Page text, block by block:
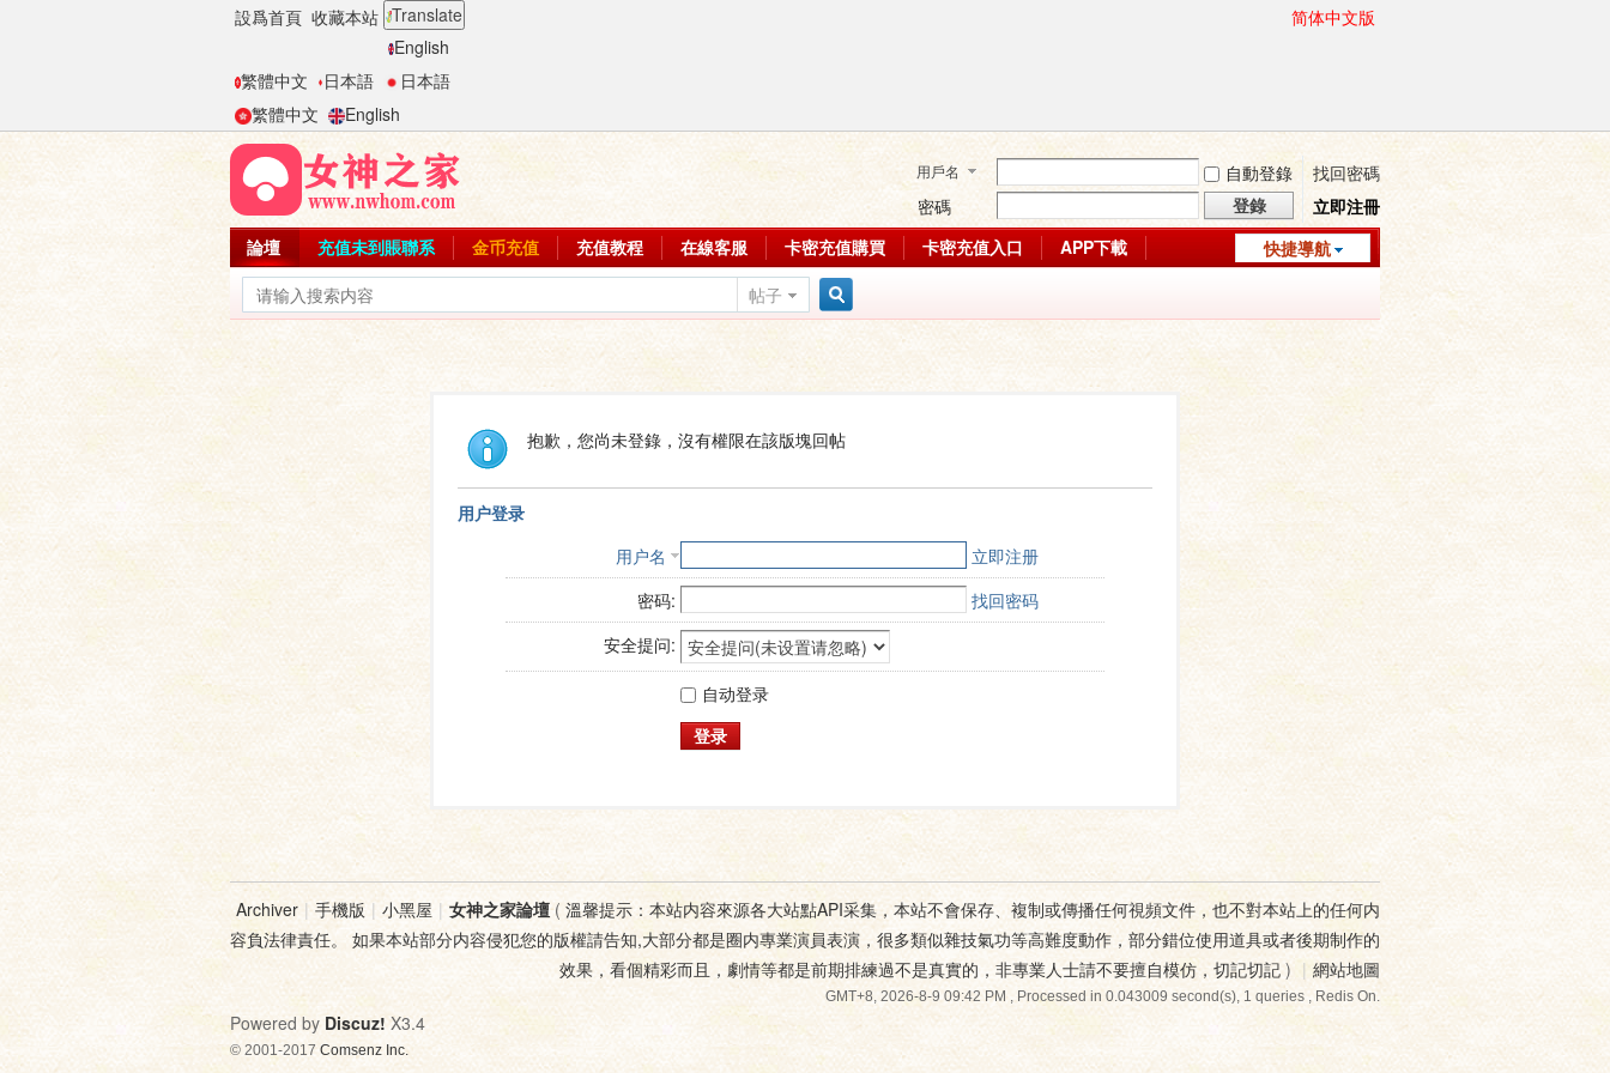
設爲首頁 收藏本站 Translate
English
繁體中文
日本語
日本語
繁體中文
English
简体中文版
用戶名 自動登錄
找回密碼
密碼
登錄
立即注冊
快捷導航
論壇 充值未到賬聯系 金币充值 充值教程 在線客服 卡密充值購買 卡密充值入口
APP下載
帖子
索
抱歉，您尚未登錄，沒有權限在該版塊回帖
用户登录
用户名
立即注册
密码:
找回密码
安全提问:
自动登录
登录
Archiver | 手機版 | 小黑屋 | 女神之家論壇( 溫馨提示：本站内容來源各大站點API采集，本站不會保存、複制或傳播任何視頻文件，也不對本站上的任何内
容負法律責任。 如果本站部分内容侵犯您的版權請告知,大部分都是圈内專業演員表演，很多類似雜技氣功等高難度動作，部分錯位使用道具或者後期制作的
效果，看個精彩而且，劇情等都是前期排練過不是真實的，非專業人士請不要擅自模仿，切記切記 ) | 網站地圖
GMT+8, 2026-8-9 09:42 PM, Processed in 0.043009 second(s), 1 queries , Redis On.
Powered by Discuz! X3.4
© 2001-2017 Comsenz Inc.